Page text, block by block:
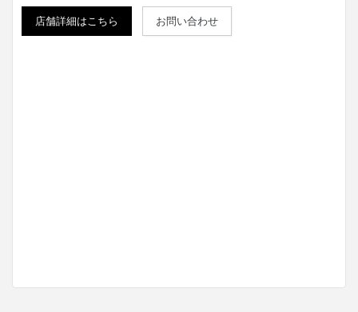
店舗詳細はこちら お問い合わせ